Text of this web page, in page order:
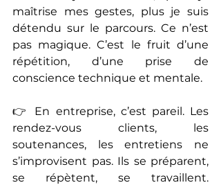
maîtrise mes gestes, plus je suis
détendu sur le parcours. Ce n’est
pas magique. C’est le fruit d’une
répétition, d’une prise de
conscience technique et mentale.
👉 En entreprise, c’est pareil. Les
rendez-vous clients, les
soutenances, les entretiens ne
s’improvisent pas. Ils se préparent,
se répètent, se travaillent.